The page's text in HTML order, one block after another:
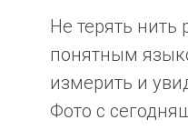
Не терять нить
понятным
измерить и
Фото с